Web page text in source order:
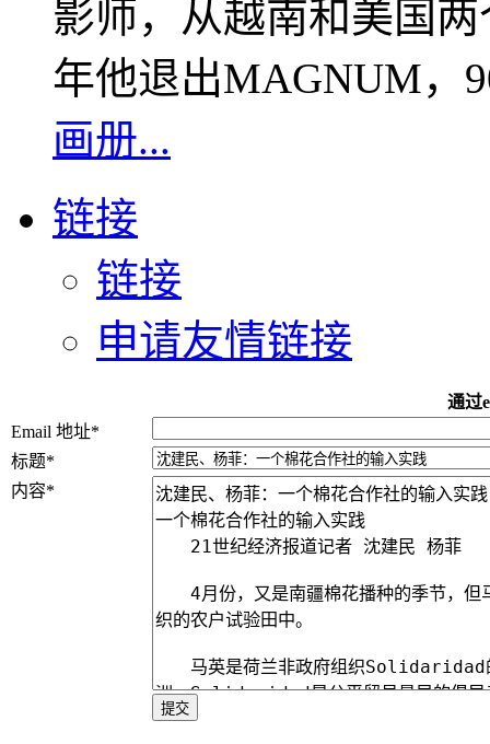
影师，从越南和美国
年他退出MAGNUM，
画册...
链接
链接
申请友情链接
通过
Email 地址*
标题*
内容*